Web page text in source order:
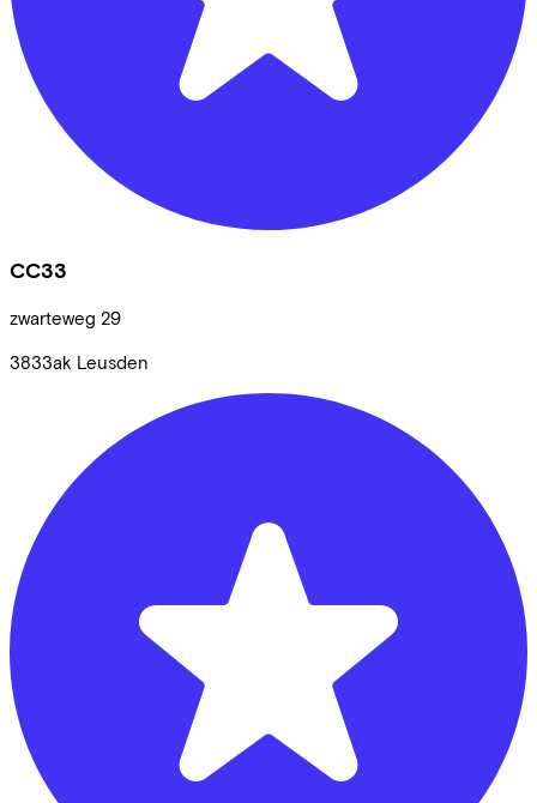
CC33
zwarteweg 29
3833ak Leusden